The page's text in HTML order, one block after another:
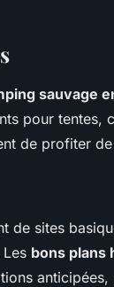
sauvage
pour tentes,
de profiter
de sites
bons plans